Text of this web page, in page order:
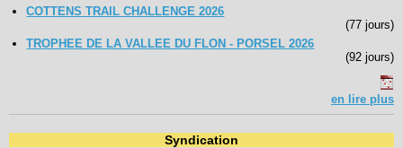
COTTENS TRAIL CHALLENGE 2026
(77 jours)
TROPHEE DE LA VALLEE DU FLON - PORSEL 2026
(92 jours)
en lire plus
Syndication